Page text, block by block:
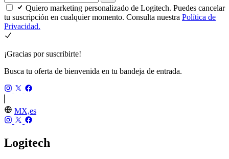
Quiero marketing personalizado de Logitech. Puedes cancelar
tu suscripción en cualquier momento. Consulta nuestra Política de
Privacidad.
¡Gracias por suscribirte!
Busca tu oferta de bienvenida en tu bandeja de entrada.
MX,es
Logitech